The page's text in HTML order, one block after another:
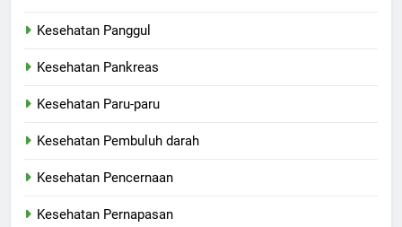
Kesehatan Panggul
Kesehatan Pankreas
Kesehatan Paru-paru
Kesehatan Pembuluh darah
Kesehatan Pencernaan
Kesehatan Pernapasan